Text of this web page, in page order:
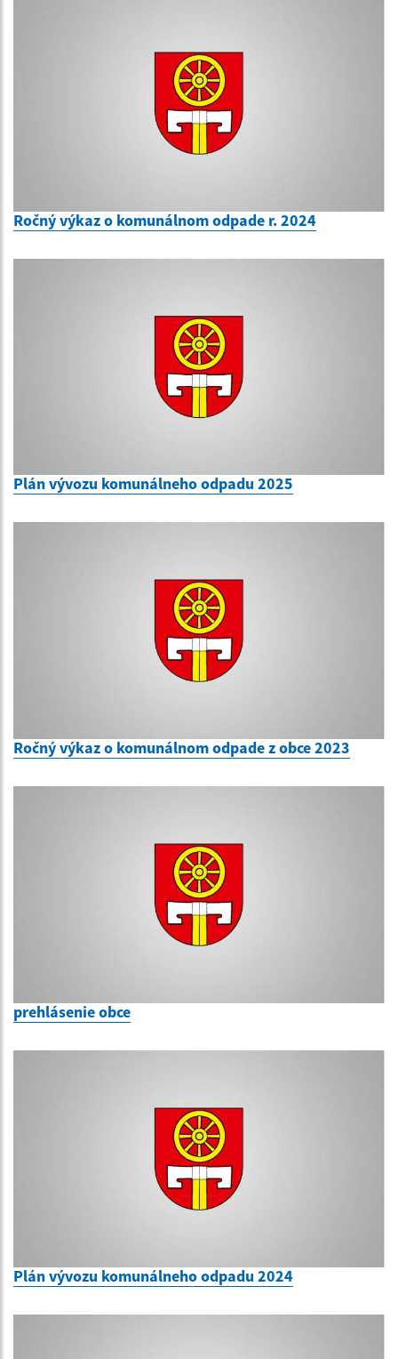
Ročný výkaz o komunálnom odpade r. 2024
Plán vývozu komunálneho odpadu 2025
Ročný výkaz o komunálnom odpade z obce 2023
prehlásenie obce
Plán vývozu komunálneho odpadu 2024